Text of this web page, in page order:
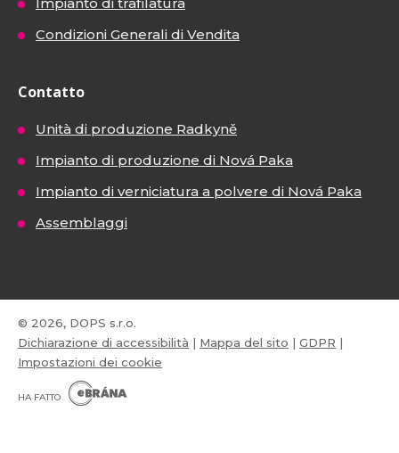
Condizioni Generali di Vendita
Contatto
Unità di produzione Radkyně
Impianto di produzione di Nová Paka
Impianto di verniciatura a polvere di Nová Paka
Assemblaggi
© 2026, DOPS s.r.o.
Dichiarazione di accessibilità | Mappa del sito | GDPR |
Impostazioni dei cookie
HA FATTO
B